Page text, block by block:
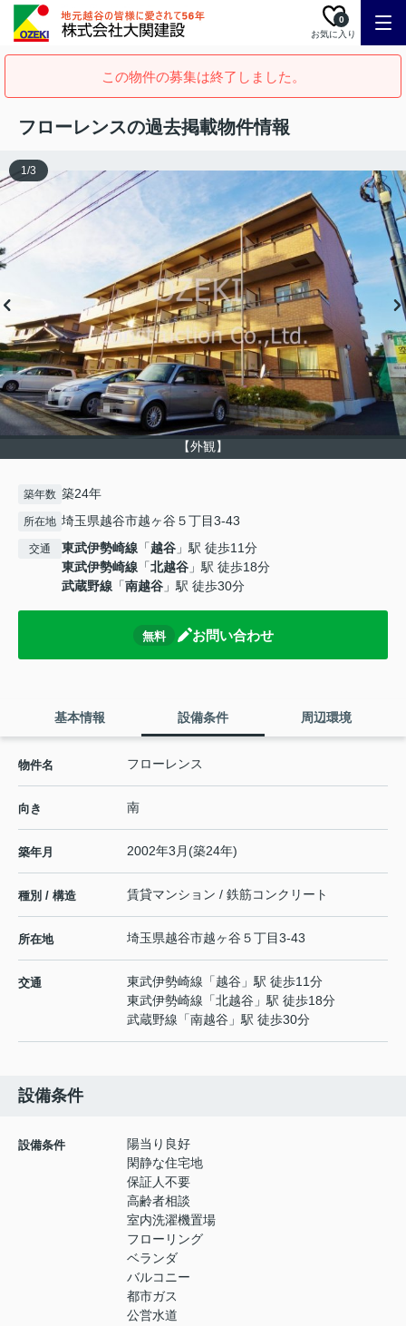
お気に入り
0
この物件の募集は終了しました。
フローレンスの過去掲載物件情報
【外観】
1/3
築年数 築24年
所在地 埼玉県越谷市越ヶ谷５丁目3-43
交通 東武伊勢崎線 「越谷 」駅 徒歩11分
東武伊勢崎線 「北越谷 」駅 徒歩18分
武蔵野線 「南越谷 」駅 徒歩30分
無料 お問い合わせ
基本情報 設備条件 周辺環境
物件名 フローレンス
向き 南
築年月 2002年3月(築24年)
種別 / 構造 賃貸マンション / 鉄筋コンクリート
所在地 埼玉県越谷市越ヶ谷 ５丁目3-43
交通 東武伊勢崎線 「越谷 」駅 徒歩11分
東武伊勢崎線 「北越谷 」駅 徒歩18分
武蔵野線 「南越谷 」駅 徒歩30分
設備条件
設備条件
陽当り良好
閑静な住宅地
保証人不要
高齢者相談
室内洗濯機置場
フローリング
ベランダ
バルコニー
都市ガス
公営水道